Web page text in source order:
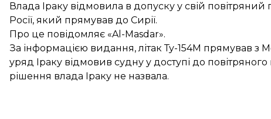
Влада Іраку відмовила в допуску у свій повітряний
Росії, який прямував до Сирії.
Про це повідомляє «Al-Masdar».
За інформацією видання, літак Ту-154М прямував з
уряд Іраку відмовив судну у доступі до
рішення влада Іраку не назвала.